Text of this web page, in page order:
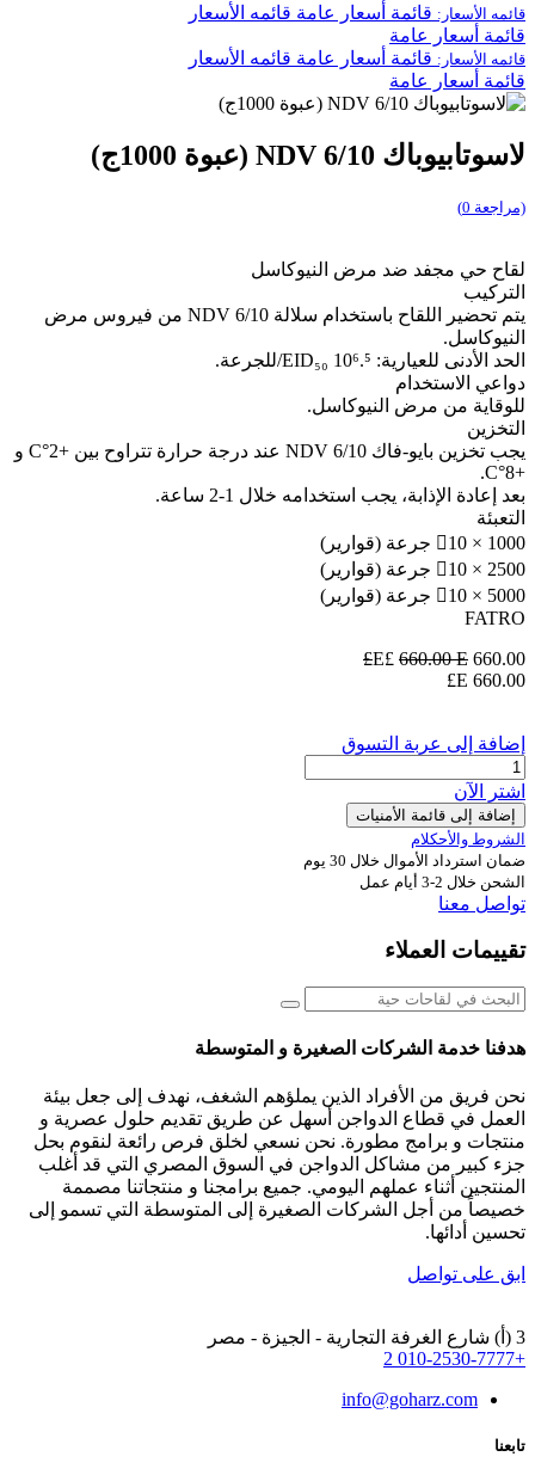
قائمه الأسعار: قائمة أسعار عامة قائمه الأسعار
قائمة أسعار عامة
قائمه الأسعار: قائمة أسعار عامة قائمه الأسعار
قائمة أسعار عامة
لاسوتابيوباك NDV 6/10 (عبوة 1000ج)
(مراجعة 0)
لقاح حي مجفد ضد مرض النيوكاسل
التركيب
يتم تحضير اللقاح باستخدام سلالة NDV 6/10 من فيروس مرض
النيوكاسل.
الحد الأدنى للعيارية: 10⁶.⁵ EID₅₀/للجرعة.
دواعي الاستخدام
للوقاية من مرض النيوكاسل.
التخزين
يجب تخزين بايو-فاك NDV 6/10 عند درجة حرارة تتراوح بين +2°C و
+8°C.
بعد إعادة الإذابة، يجب استخدامه خلال 1-2 ساعة.
التعبئة
10 × 1000 جرعة (قوارير)
10 × 2500 جرعة (قوارير)
10 × 5000 جرعة (قوارير)
FATRO
660.00
660.00E£
660.00
إضافة إلى عربة التسوق
اشترِ الآن
إضافة إلى قائمة الأمنيات
الشروط والأحكلام
ضمان استرداد الأموال خلال 30 يوم
الشحن خلال 2-3 أيام عمل
تواصل معنا
تقييمات العملاء
هدفنا خدمة الشركات الصغيرة و المتوسطة
نحن فريق من الأفراد الذين يملؤهم الشغف، نهدف إلى جعل بيئة
العمل في قطاع الدواجن أسهل عن طريق تقديم حلول عصرية و
منتجات و برامج مطورة. نحن نسعي لخلق فرص رائعة لنقوم بحل
جزء كبير من مشاكل الدواجن في السوق المصري التي قد أغلب
المنتجين أثناء عملهم اليومي. جميع برامجنا و منتجاتنا مصممة
خصيصاً من أجل الشركات الصغيرة إلى المتوسطة التي تسمو إلى
تحسين أدائها.
ابق على تواصل
3 (أ) شارع الغرفة التجارية - الجيزة - مصر
+2 010-2530-7777
info@goharz.com
تابعنا